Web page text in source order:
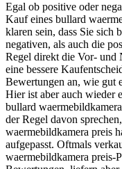
Egal ob positive oder
Kauf eines bullard
klaren sein, dass Sie sich
negativen, als auch die
Regel direkt die Vor- und
eine bessere
Bewertungen an, wie gut
Hier ist aber auch wieder
bullard
der Regel davon
waermebildkamera preis
aufgepasst. Oftmals
waermebildkamera preis-